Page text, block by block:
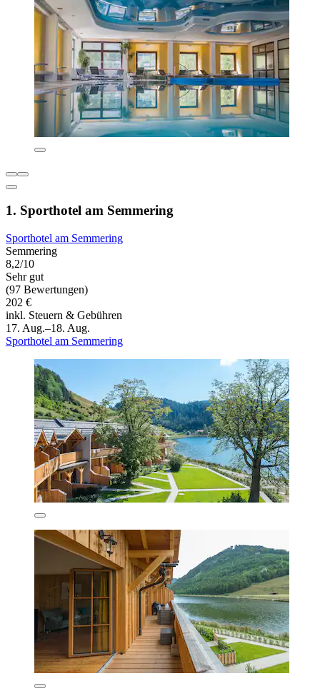
1. Sporthotel am Semmering
Sporthotel am Semmering
Semmering
8,2/10
Sehr gut
(97 Bewertungen)
202 €
inkl. Steuern & Gebühren
17. Aug.–18. Aug.
Sporthotel am Semmering